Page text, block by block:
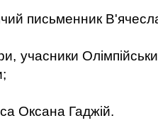
письменник
учасники
Оксана Гаджій.